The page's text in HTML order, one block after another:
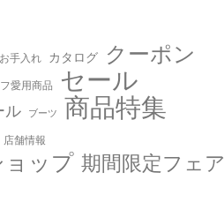
お手入れ カタログ クーポン
愛用商品 セール
ル ブーツ 商品特集
店舗情報
ョップ 期間限定フェア